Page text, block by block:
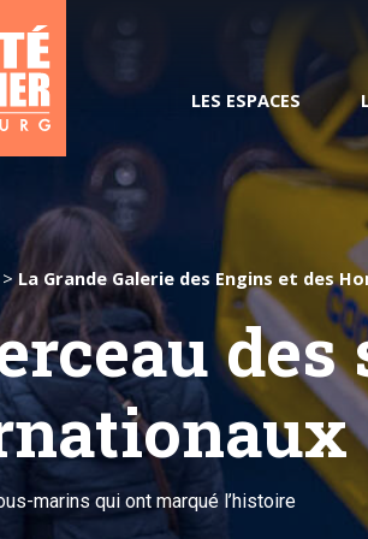
LES ESPACES
Futurvotre guide
Nos
tarifs Pass
Comment venir
La Grande Galerie des Engins et des
marins qui ont marqué l’histoire